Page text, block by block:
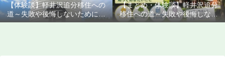
【体験談】軽井沢追分移住への
道～失敗や後悔しないために知
っておきたいこと
【まとめ・体験談】軽井沢追分
移住への道～失敗や後悔しない
ために知っておきたいこと